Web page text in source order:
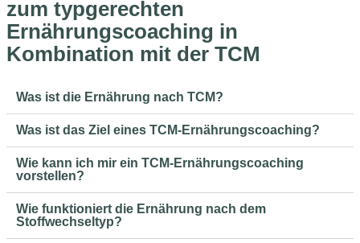
zum typgerechten
Ernährungscoaching in
Kombination mit der TCM
Was ist die Ernährung nach TCM?
Was ist das Ziel eines TCM-Ernährungscoaching?
Wie kann ich mir ein TCM-Ernährungscoaching
vorstellen?
Wie funktioniert die Ernährung nach dem
Stoffwechseltyp?